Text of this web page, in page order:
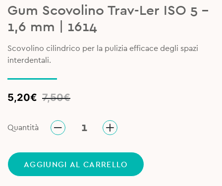
Gum Scovolino Trav-Ler ISO 5 –
1,6 mm | 1614
Scovolino cilindrico per la pulizia efficace degli spazi
interdentali.
7,50€
Original
7,50€.
5,20€
Current
5,20€.
Quantità
AGGIUNGI AL CARRELLO